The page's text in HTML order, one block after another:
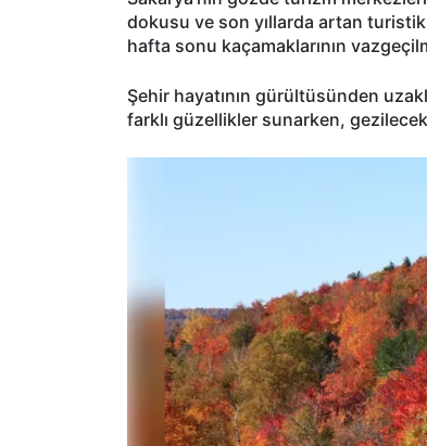
dokusu ve son yıllarda artan turistik
hafta sonu kaçamaklarının
Şehir hayatının gürültüsünden
farklı güzellikler sunarken,